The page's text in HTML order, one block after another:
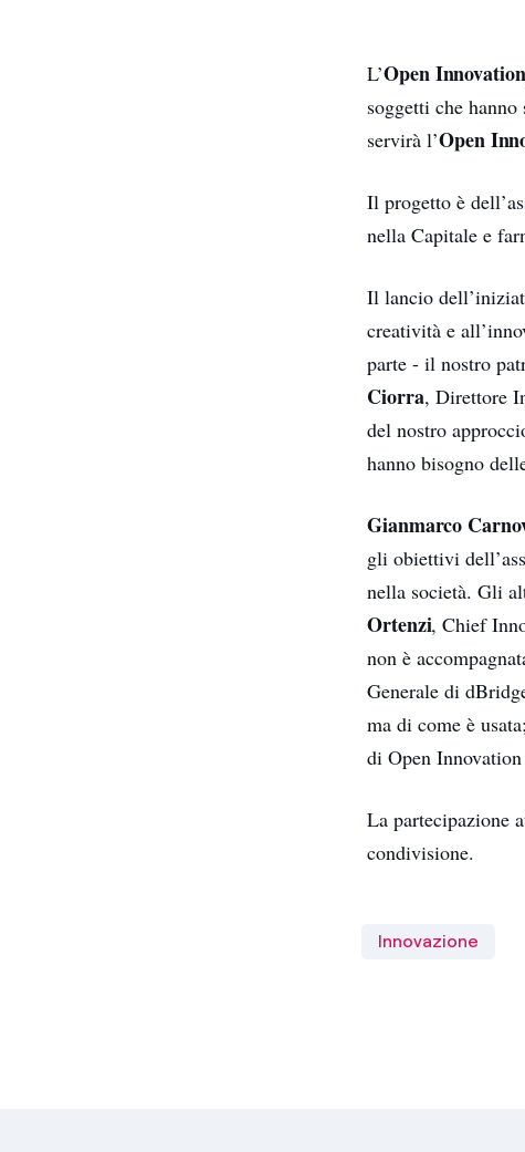
L’Open Innovation
soggetti che
servirà l’Open
Il progetto è
nella Capitale e
Il lancio
creatività e
parte - il nostro
Ciorra, Direttore
del nostro
hanno bisogno
Gianmarco
gli obiettivi
nella società. Gli
Ortenzi, Chief
non è
Generale di
ma di come è
di Open
La partecipazione
condivisione.
Innovazione